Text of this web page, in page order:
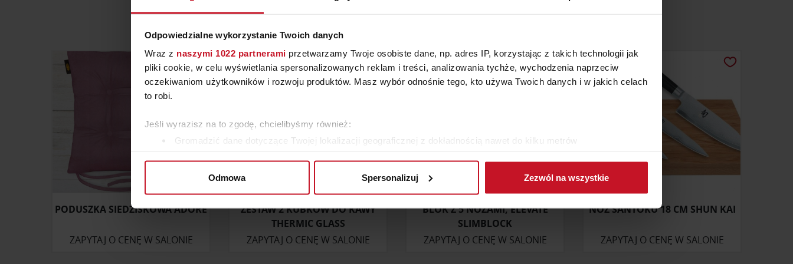
Odpowiedzialne wykorzystanie Twoich danych
Wraz z naszymi 1022 partnerami przetwarzamy Twoje osobiste dane, np. adres IP, korzystając z takich technologii jak
pliki cookie, w celu wyświetlania spersonalizowanych reklam i treści, analizowania tychże, wychodzenia naprzeciw
oczekiwaniom użytkowników i rozwoju produktów. Masz wybór odnośnie tego, kto używa Twoich danych i w jakich celach
to robi.
Jeśli wyrazisz na to zgodę, chcielibyśmy również:
Gromadzić dane dotyczące Twojej lokalizacji geograficznej z dokładnością nawet do kilku metrów
Dowiedz się więcej odnośnie tego, jak Twoje osobiste dane są przetwarzane oraz ustaw własne preferencje w
Wykorzystujemy pliki cookie do spersonalizowania treści i reklam, aby oferować funkcje społecznościowe i analizować
ruch w naszej witrynie. Informacje o tym, jak korzystasz z naszej witryny, udostępniamy partnerom społecznościowym,
Odmowa Spersonalizuj Zezwól na wszystkie
PODUSZKA SIEDZISKOWA ADORE
ZAPYTAJ O CENĘ W SALONIE
ZESTAW 2 KUBKÓW DO KAWY
THERMIC GLASS
ZAPYTAJ O CENĘ W SALONIE
BLOK Z 5 NOŻAMI, ELEVATE
SLIMBLOCK
ZAPYTAJ O CENĘ W SALONIE
NÓŻ SANTOKU 18 CM SHUN KAI
ZAPYTAJ O CENĘ W SALONIE